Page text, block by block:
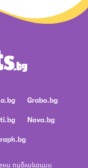
Grabo.bg
Nova.bg
публикации